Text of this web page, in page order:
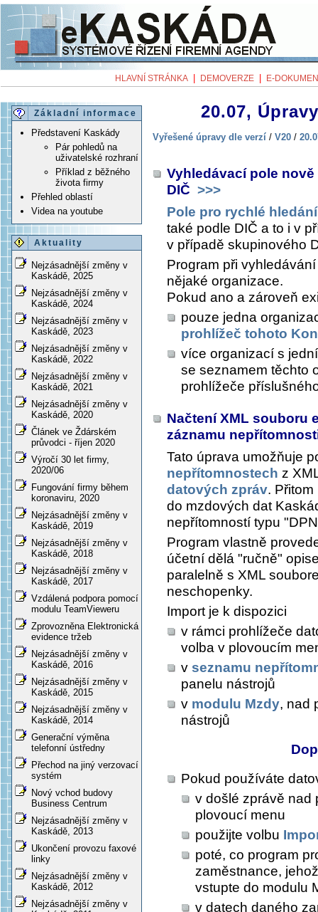
HLAVNÍ STRÁNKA DEMOVERZE E-
Základní informace
Představení Kaskády
Pár pohledů na
uživatelské rozhraní
Příklad z běžného
života firmy
Přehled oblastí
Videa na youtube
Aktuality
Nejzásadnější změny v
Kaskádě, 2025
Nejzásadnější změny v
Kaskádě, 2024
Nejzásadnější změny v
Kaskádě, 2023
Nejzásadnější změny v
Kaskádě, 2022
Nejzásadnější změny v
Kaskádě, 2021
Nejzásadnější změny v
Kaskádě, 2020
Článek ve Ždárském
průvodci - říjen 2020
Výročí 30 let firmy,
2020/06
Fungování firmy během
koronaviru, 2020
Nejzásadnější změny v
Kaskádě, 2019
Nejzásadnější změny v
Kaskádě, 2018
Nejzásadnější změny v
Kaskádě, 2017
Vzdálená podpora pomocí
modulu TeamVieweru
Zprovozněna Elektronická
evidence tržeb
Nejzásadnější změny v
Kaskádě, 2016
Nejzásadnější změny v
Kaskádě, 2015
Nejzásadnější změny v
Kaskádě, 2014
Generační výměna
telefonní ústředny
Přechod na jiný verzovací
systém
Nový vchod budovy
Business Centrum
Nejzásadnější změny v
Kaskádě, 2013
Ukončení provozu faxové
linky
Nejzásadnější změny v
Kaskádě, 2012
Nejzásadnější změny v
20.07,
Vyřešené úpravy dle verzí / V20 /
Vyhledávací pole
DIČ >>>
Pole pro rychlé
také podle DIČ a to i v
v případě skupinového
Program při
nějaké organizace.
Pokud ano a zároveň
pouze jedna
prohlížeč tohoto
více organizací s
se seznamem těchto
prohlížeče
Načtení XML souboru
záznamu
Tato úprava umožňuje
nepřítomnostech z
datových zpráv.
do mzdových dat
nepřítomností typu
Program vlastně
účetní dělá "ručně"
paralelně s XML
neschopenky.
Import je k dispozici
v rámci prohlížeče
volba v plovoucím
v seznamu
panelu nástrojů
v modulu Mzdy, nad
nástrojů
Pokud používáte
v došlé zprávě nad
plovoucí menu
použijte volbu
poté, co program
zaměstnance,
vstupte do modulu
v datech daného